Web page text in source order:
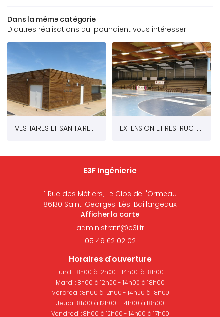
CONTACT
Dans la même catégorie
D'autres réalisations qui pourraient vous intéresser
VESTIAIRES ET SANITAIRES AU STADE DE FOOTBALL - AZAY LE RIDEAU 37 EXTENSION ET RESTRUCTURATION DU GYMNASE DE LA FONTAINE BLANCHE A CHAMBRAY LES TOURS (37)
E3F Ingénierie
1 Rue des Métiers, Le Clos de l'Ormeau
86130 Saint-Georges-Lès-Baillargeaux
Afficher la carte
05 49 62 02 02
Horaires d'ouverture
Lundi : 8h00 à 12h00 - 14h00 à 18h00
Mardi : 8h00 à 12h00 - 14h00 à 18h00
Mercredi : 8h00 à 12h00 - 14h00 à 18h00
Jeudi : 8h00 à 12h00 - 14h00 à 18h00
Vendredi : 8h00 à 12h00 - 14h00 à 17h00